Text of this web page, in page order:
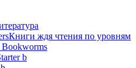
Книги ждя чтения по уровням
b